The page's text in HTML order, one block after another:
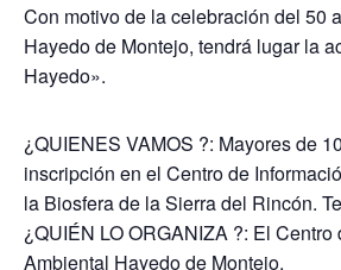
Con motivo de la celebración del 50
Hayedo de Montejo, tendrá lugar la
Hayedo».
¿QUIENES VAMOS ?: Mayores de
inscripción en el Centro de
la Biosfera de la Sierra del Rincón.
¿QUIÉN LO ORGANIZA ?: El Centro
Ambiental Hayedo de Montejo.